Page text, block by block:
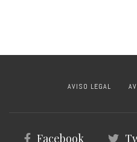
AVISO LEGAL
Facebook